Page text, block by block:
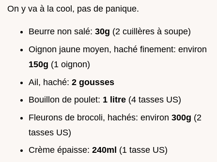
On y va à la cool, pas de panique.
Beurre non salé: 30g (2 cuillères à soupe)
Oignon jaune moyen, haché finement: environ
150g (1 oignon)
Ail, haché: 2 gousses
Bouillon de poulet: 1 litre (4 tasses US)
Fleurons de brocoli, hachés: environ 300g (2
tasses US)
Crème épaisse: 240ml (1 tasse US)